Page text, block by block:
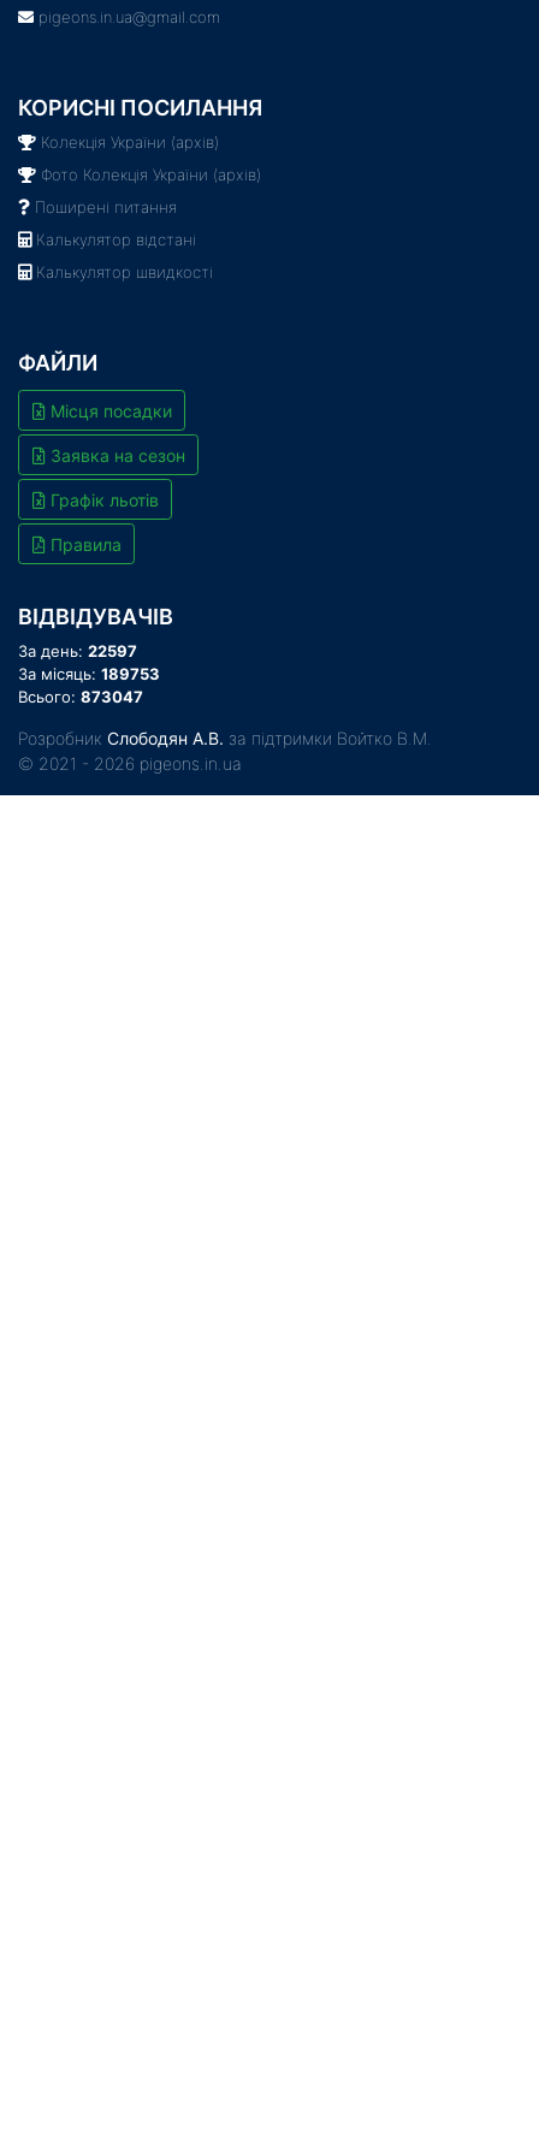
pigeons.in.ua@gmail.com
КОРИСНІ ПОСИЛАННЯ
Колекція України (архів)
Фото Колекція України (архів)
Поширені питання
Калькулятор відстані
Калькулятор швидкості
ФАЙЛИ
Місця посадки
Заявка на сезон
Графік льотів
Правила
ВІДВІДУВАЧІВ
За день: 22597
За місяць: 189753
Всього: 873047
Розробник Слободян А.В. за підтримки Войтко В.М.
© 2021 - 2026 pigeons.in.ua